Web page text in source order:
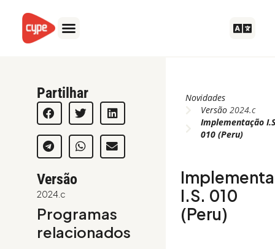
conteúdo
Partilhar
Versão
2024.c
Programas
relacionados
Novidades
Versão2024.c
Implementação
010 (Peru)
I.S. 010
(Peru)